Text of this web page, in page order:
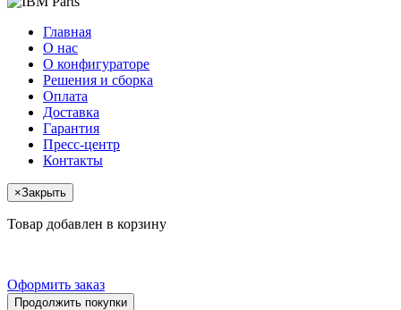
Главная
О нас
О конфигураторе
Решения и сборка
Оплата
Доставка
Гарантия
Пресс-центр
Контакты
×Закрыть
Товар добавлен в корзину
Оформить заказ
Продолжить покупки